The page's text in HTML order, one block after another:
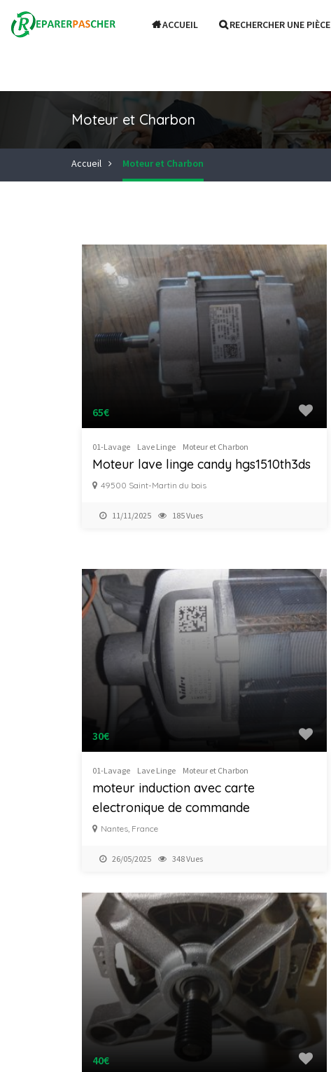
ACCUEIL RECHERCHER UNE PIÈCE
Moteur et Charbon
Accueil Moteur et Charbon
65€
01-Lavage Lave Linge Moteur et Charbon
Moteur lave linge candy hgs1510th3ds
49500 Saint-Martin du bois
11/11/2025 185 Vues
30€
01-Lavage Lave Linge Moteur et Charbon
moteur induction avec carte
electronique de commande
Nantes, France
26/05/2025 348 Vues
40€